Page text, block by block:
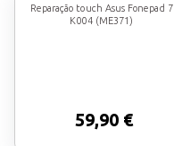
Reparação touch Asus Fonepad 7
K004 (ME371)
59,90 €